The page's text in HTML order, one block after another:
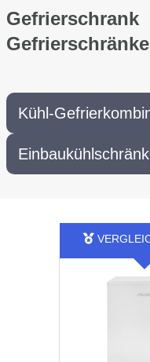
Gefrierschrank
Kühl-